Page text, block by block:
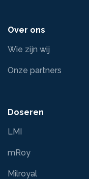
Over ons
Wie zijn wij
Onze partners
Doseren
LMI
mRoy
Milroyal